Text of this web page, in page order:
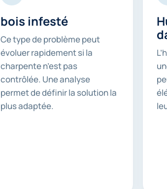
bois infesté
Ce type de problème peut
évoluer rapidement si la
charpente n’est pas
contrôlée. Une analyse
permet de définir la solution la
plus adaptée.